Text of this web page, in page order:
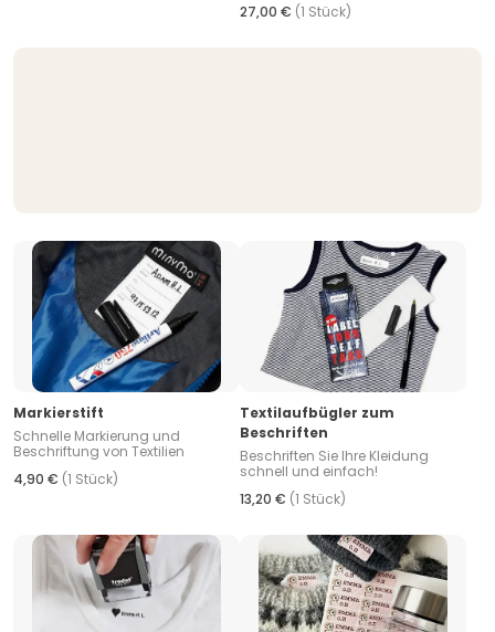
27,00 € (1 Stück)
Markierstift
Schnelle Markierung und
Beschriftung von Textilien
4,90 € (1 Stück)
Textilaufbügler zum
Beschriften
Beschriften Sie Ihre Kleidung
schnell und einfach!
13,20 € (1 Stück)